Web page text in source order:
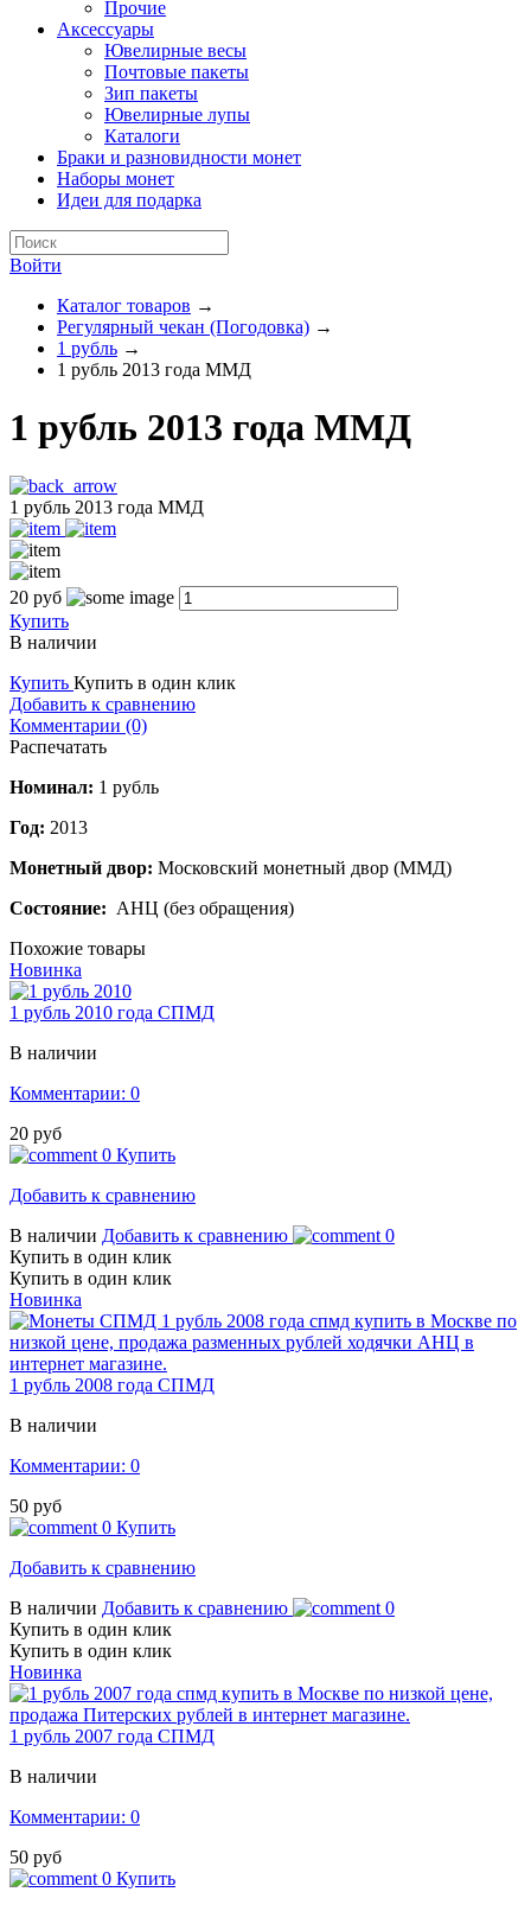
Прочие
Аксессуары
Ювелирные весы
Почтовые пакеты
Зип пакеты
Ювелирные лупы
Каталоги
Браки и разновидности монет
Наборы монет
Идеи для подарка
Войти
Каталог товаров →
Регулярный чекан (Погодовка) →
1 рубль →
1 рубль 2013 года ММД
1 рубль 2013 года ММД
1 рубль 2013 года ММД
20 руб
Купить
В наличии
Купить Купить в один клик
Добавить к сравнению
Комментарии (0)
Распечатать
Номинал: 1 рубль
Год: 2013
Монетный двор: Московский монетный двор (ММД)
Состояние: АНЦ (без обращения)
Похожие товары
Новинка
1 рубль 2010 года СПМД
В наличии
Комментарии: 0
20 руб
0 Купить
Добавить к сравнению
В наличии Добавить к сравнению
0
Купить в один клик
Купить в один клик
Новинка
1 рубль 2008 года СПМД
В наличии
Комментарии: 0
50 руб
0 Купить
Добавить к сравнению
В наличии Добавить к сравнению
0
Купить в один клик
Купить в один клик
Новинка
1 рубль 2007 года СПМД
В наличии
Комментарии: 0
50 руб
0 Купить